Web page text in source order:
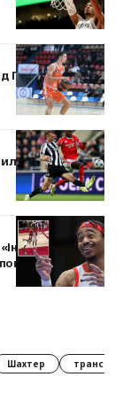
Прикарпатьем-
на выезде
Шахтер трансферы